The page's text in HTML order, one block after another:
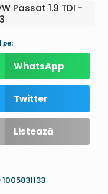
Passat 1.9 TDI -
pe:
WhatsApp
Twitter
Listează